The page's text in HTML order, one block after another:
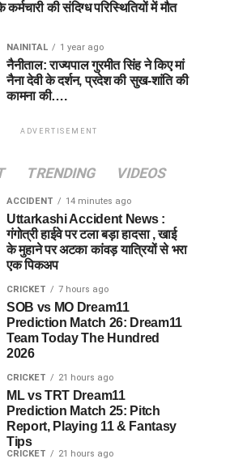
कर्मचारी की संदिग्ध परिस्थितियों में मौत
NAINITAL 1 year ago
नैनीताल: राज्यपाल गुरमीत सिंह ने किए मां
नैना देवी के दर्शन, प्रदेश की सुख-शांति की
कामना की….
ADVERTISEMENT
TRENDING VIDEOS
ACCIDENT 14 minutes ago
Uttarkashi Accident News :
गंगोत्री हाईवे पर टला बड़ा हादसा , खाई
के मुहाने पर अटका कांवड़ यात्रियों से भरा
एक पिकअप
CRICKET 7 hours ago
SOB vs MO Dream11
Prediction Match 26: Dream11
Team Today The Hundred
2026
CRICKET 21 hours ago
ML vs TRT Dream11
Prediction Match 25: Pitch
Report, Playing 11 & Fantasy
Tips
CRICKET 21 hours ago